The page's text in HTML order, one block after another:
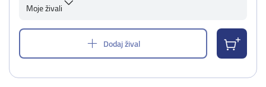
Moje živali
Dodaj žival